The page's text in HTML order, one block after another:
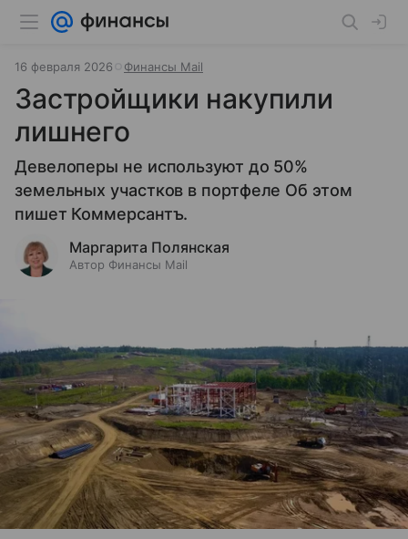
16 февраля 2026 Финансы Mail
Застройщики накупили
лишнего
Девелоперы не используют до 50%
земельных участков в портфеле Об этом
пишет Коммерсантъ.
Маргарита Полянская
Автор Финансы Mail